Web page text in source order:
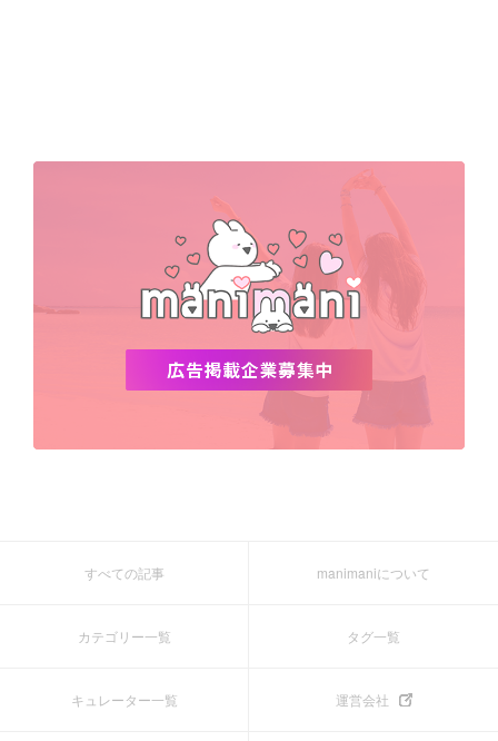
すべての記事 manimaniについて
カテゴリー一覧 タグ一覧
キュレーター一覧 運営会社